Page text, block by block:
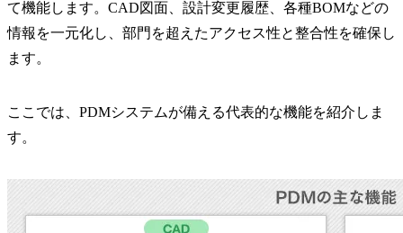
て機能します。CAD図面、設計変更履歴、各種BOMなどの
情報を一元化し、部門を超えたアクセス性と整合性を確保し
ます。
ここでは、PDMシステムが備える代表的な機能を紹介しま
す。